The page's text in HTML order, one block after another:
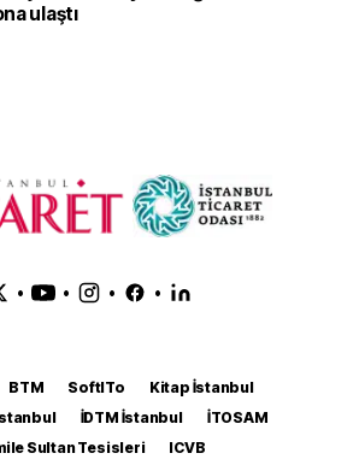
ulaştı
• • • •
BTM SoftITo
Kitap İstanbul
İDTM İstanbul
İTOSAM
Sultan Tesisleri
ICVB